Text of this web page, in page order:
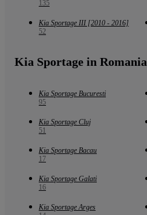
135
Kia Sportage III [2010 - 2016]
52
Kia Sportage in Romania
Kia Sportage Bucuresti
95
Kia Sportage Cluj
51
Kia Sportage Bacau
17
Kia Sportage Galati
16
Kia Sportage Arges